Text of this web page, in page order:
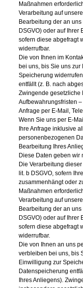
Maßnahmen
Verarbeitung auf
Bearbeitung der an
DSGVO) oder auf Ihrer
sofern diese abgefragt
widerrufbar.
Die von Ihnen im
bei uns, bis Sie uns
Speicherung
entfällt (z. B. nach
Zwingende gesetzliche
Aufbewahrungsfristen
Anfrage per E-Mail,
Wenn Sie uns per E-
Ihre Anfrage inklusive
personenbezogenen
Bearbeitung Ihres
Diese Daten geben wir
Die Verarbeitung
lit. b DSGVO, sofern
zusammenhängt oder
Maßnahmen
Verarbeitung auf
Bearbeitung der an
DSGVO) oder auf Ihrer
sofern diese abgefragt
widerrufbar.
Die von Ihnen an uns
verbleiben bei uns, bis
Einwilligung zur
Datenspeicherung
Ihres Anliegens).